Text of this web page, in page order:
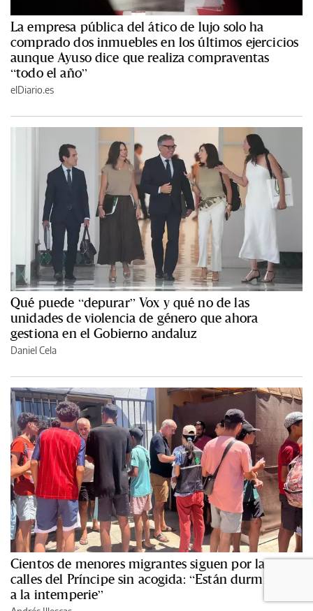
La empresa pública del ático de lujo solo ha
comprado dos inmuebles en los últimos ejercicios
aunque Ayuso dice que realiza compraventas
“todo el año”
elDiario.es
Qué puede “depurar” Vox y qué no de las
unidades de violencia de género que ahora
gestiona en el Gobierno andaluz
Daniel Cela
Cientos de menores migrantes siguen por las
calles del Príncipe sin acogida: “Están durmiendo
a la intemperie”